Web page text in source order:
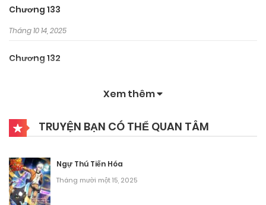
Chương 133
Tháng 10 14, 2025
Chương 132
Tháng 9 30, 2025
Chương 130
Tháng 9 30, 2025
Xem thêm
TRUYỆN BẠN CÓ THỂ QUAN TÂM
Ngự Thú Tiến Hóa
Tháng mười một 15, 2025